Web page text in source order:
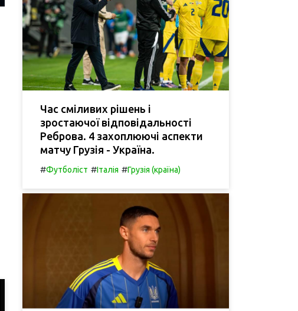
Час сміливих рішень і
зростаючої відповідальності
Реброва. 4 захоплюючі аспекти
матчу Грузія - Україна.
#Футболіст #Італія #Грузія (країна)